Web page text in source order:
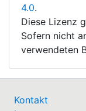
4.0.
Diese Lizenz
Sofern nicht
verwendeten
Kontakt